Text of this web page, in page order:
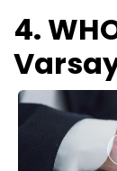
4.